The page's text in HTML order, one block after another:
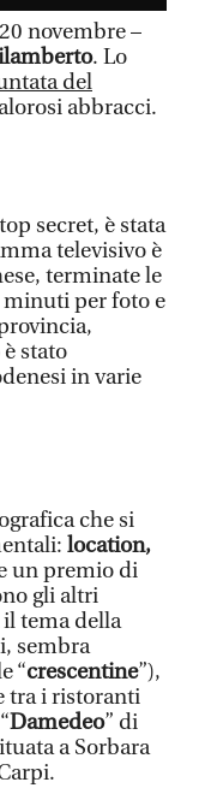
novembre –
. Lo
del
abbracci.
secret, è stata
televisivo è
terminate le
minuti per foto e
stato
in varie
che si
location,
un premio di
gli altri
tema della
sembra
“crescentine”),
tra i ristoranti
Damedeo” di
a Sorbara